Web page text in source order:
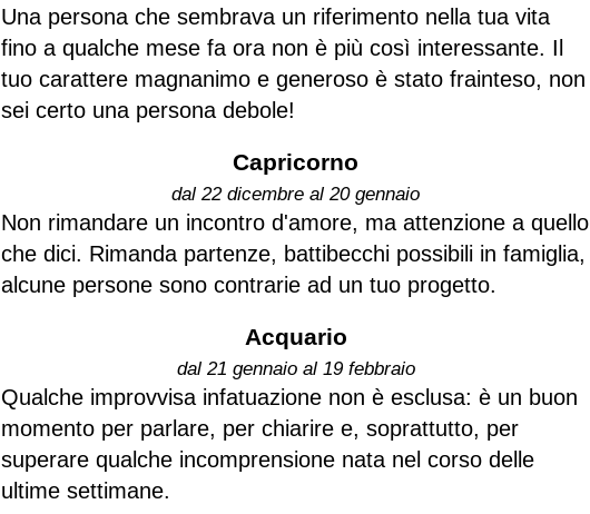
Una persona che sembrava un riferimento nella tua vita
fino a qualche mese fa ora non è più così interessante. Il
tuo carattere magnanimo e generoso è stato frainteso, non
sei certo una persona debole!
Capricorno
dal 22 dicembre al 20 gennaio
Non rimandare un incontro d'amore, ma attenzione a quello
che dici. Rimanda partenze, battibecchi possibili in famiglia,
alcune persone sono contrarie ad un tuo progetto.
Acquario
dal 21 gennaio al 19 febbraio
Qualche improvvisa infatuazione non è esclusa: è un buon
momento per parlare, per chiarire e, soprattutto, per
superare qualche incomprensione nata nel corso delle
ultime settimane.